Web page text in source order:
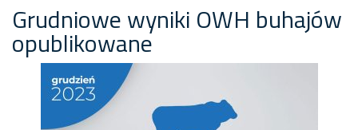
Grudniowe wyniki OWH buhajów
opublikowane